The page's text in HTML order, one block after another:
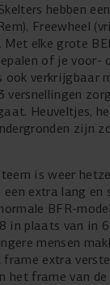
hebben een
Freewheel
elke grote
of je
ook verkrijgbaar
versnellingen
Heuveltjes,
zijn
is weer
een extra lang
BFR-
in plaats van in
mensen
extra
het frame van de